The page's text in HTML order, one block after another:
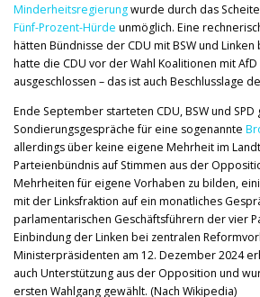
Minderheitsregierungwurde durch das
Fünf-Prozent-Hürde unmöglich. Eine
hätten Bündnisse der CDU mit BSW und
hatte die CDU vor der Wahl Koalitionen mit
ausgeschlossen – das ist auch Beschlusslage
Ende September starteten CDU, BSW und
Sondierungsgespräche für eine sogenannte
allerdings über keine eigene Mehrheit im
Parteienbündnis auf Stimmen aus der
Mehrheiten für eigene Vorhaben zu bilden,
mit der Linksfraktion auf ein monatliches
parlamentarischen Geschäftsführern der vier
Einbindung der Linken bei zentralen
Ministerpräsidenten am 12. Dezember 2024
auch Unterstützung aus der Opposition und
ersten Wahlgang gewählt. (Nach Wikipedia)